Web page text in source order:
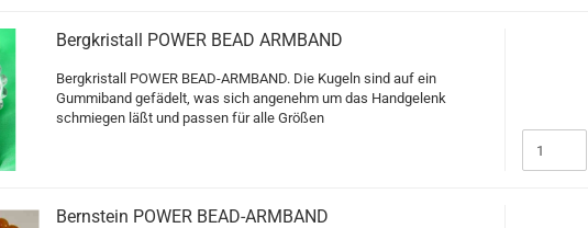
Bergkristall POWER BEAD ARMBAND
Bergkristall POWER BEAD-ARMBAND. Die Kugeln sind auf ein
Gummiband gefädelt, was sich angenehm um das Handgelenk
schmiegen läßt und passen für alle Größen
Bernstein POWER BEAD-ARMBAND